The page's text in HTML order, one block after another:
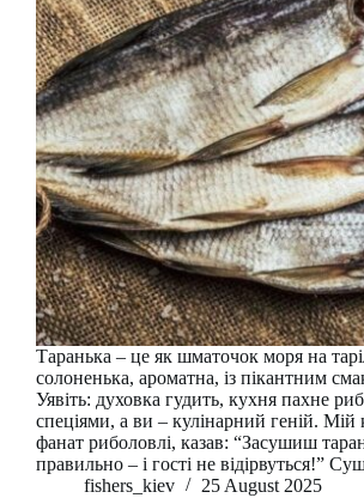
Таранька – це як шматочок моря на
солоненька, ароматна, із пікантним
Уявіть: духовка гудить, кухня пахне
спеціями, а ви – кулінарний геній. Мій
фанат риболовлі, казав: “Засушиш
правильно – і гості не відірвуться!”
fishers_kiev
25 August 2025